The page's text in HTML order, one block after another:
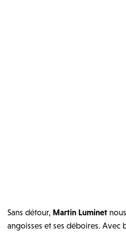
Sans détour, Martin Luminet
angoisses et ses déboires. Avec